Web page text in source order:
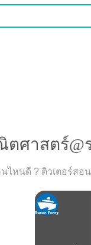
ศาสตร์@
ไหนดี ? ติวเตอร์ส